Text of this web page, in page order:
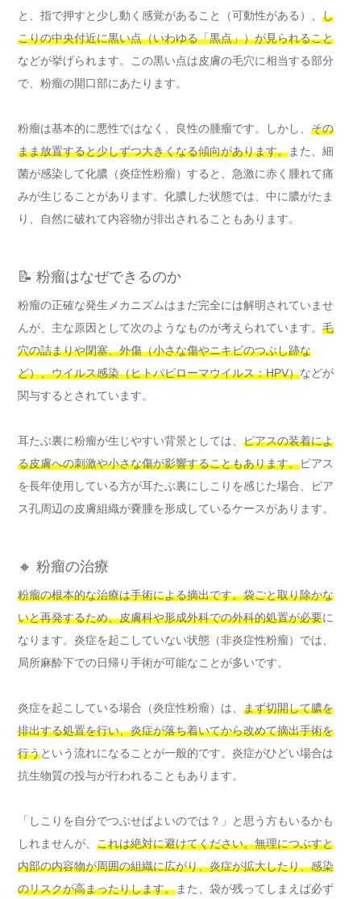
と、指で押すと少し動く感覚があること（可動性がある）、 し
こりの中央付近に黒い点（いわゆる「黒点」）が見られること
などが挙げられます。この黒い点は皮膚の毛穴に相当する部分
で、粉瘤の開口部にあたります。
粉瘤は基本的に悪性ではなく、良性の腫瘤です。しかし、 その
まま放置すると少しずつ大きくなる傾向があります。また、細
菌が感染して化膿（炎症性粉瘤）すると、急激に赤く腫れて痛
みが生じることがあります。化膿した状態では、中に膿がたま
り、自然に破れて内容物が排出されることもあります。
📝 粉瘤はなぜできるのか
粉瘤の正確な発生メカニズムはまだ完全には解明されていませ
んが、主な原因として次のようなものが考えられています。 毛
穴の詰まりや閉塞、外傷（小さな傷やニキビのつぶし跡な
ど）、ウイルス感染（ヒトパピローマウイルス：HPV）などが
関与するとされています。
耳たぶ裏に粉瘤が生じやすい背景としては、 ピアスの装着によ
る皮膚への刺激や小さな傷が影響することもあります。ピアス
を長年使用している方が耳たぶ裏にしこりを感じた場合、ピア
ス孔周辺の皮膚組織が嚢腫を形成しているケースがあります。
🔸 粉瘤の治療
粉瘤の根本的な治療は手術による摘出です。袋ごと取り除かな
いと再発するため、皮膚科や形成外科での外科的処置が必要に
なります。炎症を起こしていない状態（非炎症性粉瘤）では、
局所麻酔下での日帰り手術が可能なことが多いです。
炎症を起こしている場合（炎症性粉瘤）は、 まず切開して膿を
排出する処置を行い、炎症が落ち着いてから改めて摘出手術を
行うという流れになることが一般的です。炎症がひどい場合は
抗生物質の投与が行われることもあります。
「しこりを自分でつぶせばよいのでは？」と思う方もいるかも
しれませんが、 これは絶対に避けてください。無理につぶすと
内部の内容物が周囲の組織に広がり、炎症が拡大したり、感染
のリスクが高まったりします。また、袋が残ってしまえば必ず